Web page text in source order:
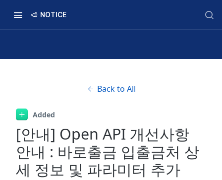
NOTICE
Back to All
Added
[안내] Open API 개선사항
안내 : 바로출금 입출금처 상
세 정보 및 파라미터 추가